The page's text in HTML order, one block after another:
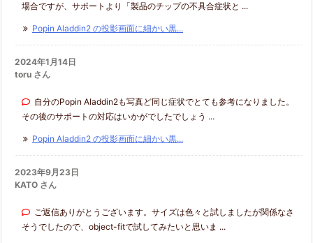
場合ですが、サポートより「製品のチップの不具合症状と ...
Popin Aladdin2 の投影画面に細かい黒...
2024年1月14日
toru さん
自分のPopin Aladdin2も写真ど同じ症状でとても参考になりました。
その後のサポートの対応はいかがでしたでしょう ...
Popin Aladdin2 の投影画面に細かい黒...
2023年9月23日
KATO さん
ご返信ありがとうございます。サイズは色々と試しましたが関係なさ
そうでしたので、object-fitで試してみたいと思いま ...